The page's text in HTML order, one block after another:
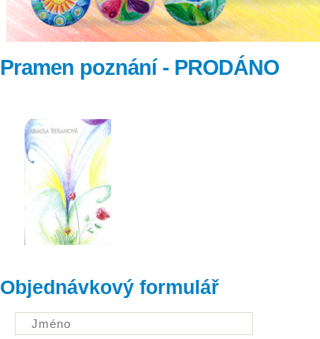
Pramen poznání - PRODÁNO
Objednávkový formulář